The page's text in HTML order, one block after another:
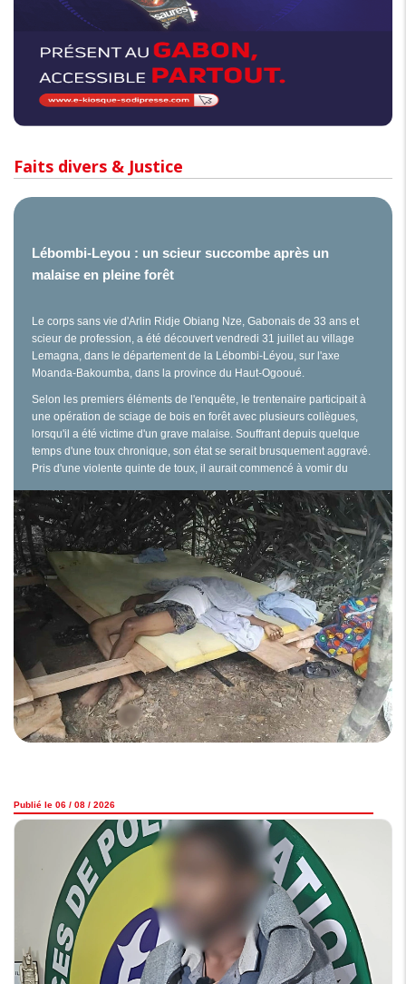
Faits divers & Justice
Lébombi-Leyou : un scieur succombe après un
malaise en pleine forêt
Le corps sans vie d'Arlin Ridje Obiang Nze, Gabonais de 33 ans et
scieur de profession, a été découvert vendredi 31 juillet au village
Lemagna, dans le département de la Lébombi-Léyou, sur l'axe
Moanda-Bakoumba, dans la province du Haut-Ogooué.
Selon les premiers éléments de l'enquête, le trentenaire participait à
une opération de sciage de bois en forêt avec plusieurs collègues,
lorsqu'il a été victime d'un grave malaise. Souffrant depuis quelque
temps d'une toux chronique, son état se serait brusquement aggravé.
Pris d'une violente quinte de toux, il aurait commencé à vomir du
derniers ont aussitôt alerté les…
Publié le 06 / 08 / 2026